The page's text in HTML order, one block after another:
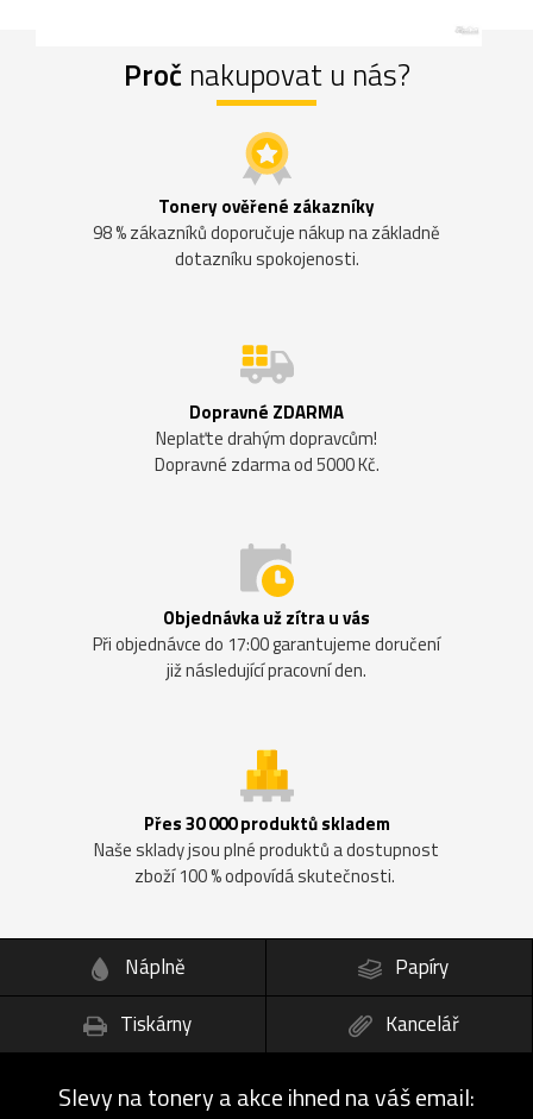
Proč nakupovat u nás?
Tonery ověřené zákazníky
98 % zákazníků doporučuje nákup na základně
dotazníku spokojenosti.
Dopravné ZDARMA
Neplaťte drahým dopravcům!
Dopravné zdarma od 5000 Kč.
Objednávka už zítra u vás
Při objednávce do 17:00 garantujeme doručení
již následující pracovní den.
Přes 30 000 produktů skladem
Naše sklady jsou plné produktů a dostupnost
zboží 100 % odpovídá skutečnosti.
Náplně
Papíry
Tiskárny
Kancelář
Slevy na tonery a akce ihned na váš email: